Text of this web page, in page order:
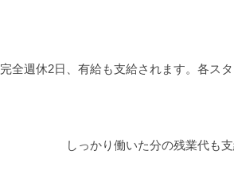
完全週休2日、有給も支給されます。各ス
しっかり働いた分の残業代も